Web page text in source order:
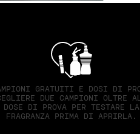
GRATUITI E DOSI DI
DUE CAMPIONI OLTRE
DOSE DI PROVA PER TESTARE LA
FRAGRANZA PRIMA DI APRIRLA.